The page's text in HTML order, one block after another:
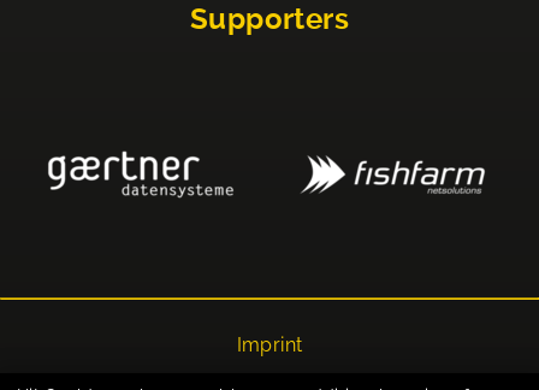
Supporters
Imprint